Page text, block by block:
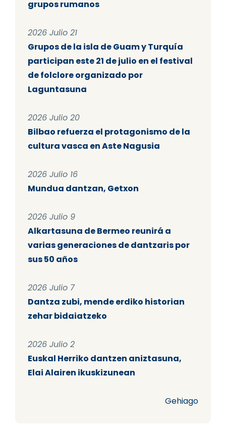
grupos rumanos
2026 Julio 21
Grupos de la isla de Guam y Turquía
participan este 21 de julio en el festival
de folclore organizado por
Laguntasuna
2026 Julio 20
Bilbao refuerza el protagonismo de la
cultura vasca en Aste Nagusia
2026 Julio 16
Mundua dantzan, Getxon
2026 Julio 9
Alkartasuna de Bermeo reunirá a
varias generaciones de dantzaris por
sus 50 años
2026 Julio 7
Dantza zubi, mende erdiko historian
zehar bidaiatzeko
2026 Julio 2
Euskal Herriko dantzen aniztasuna,
Elai Alairen ikuskizunean
Gehiago